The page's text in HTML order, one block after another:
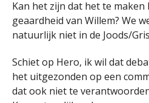
Kan het zijn dat het te maken
geaardheid van Willem? We
natuurlijk niet in de Joods/
Schiet op Hero, ik wil dat
het uitgezonden op een
dat ook niet te